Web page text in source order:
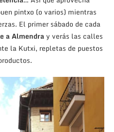
pintxo (o varios) mientras
El primer sábado de cada
a Almendray verás las calles
la Kutxi, repletas de puestos